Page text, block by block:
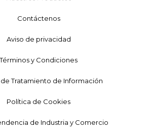
Contáctenos
Aviso de privacidad
Términos y Condiciones
Tratamiento de Información
Política de Cookies
de Industria y Comercio